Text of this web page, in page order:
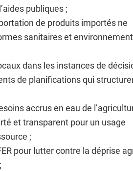
publiques ;
de produits importés ne
sanitaires et
dans les instances de
de planifications qui
accrus en eau de
et transparent pour un usage
;
pour lutter contre la déprise